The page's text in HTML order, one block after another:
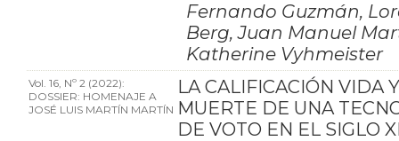
Fernando Guzmán,
Berg, Juan Manuel
Katherine Vyhmeister
Vol. 16, Nº 2 (2022):
DOSSIER: HOMENAJE A
JOSÉ LUIS MARTÍN MARTÍN
LA CALIFICACIÓN VIDA Y
MUERTE DE UNA
DE VOTO EN EL SIGLO